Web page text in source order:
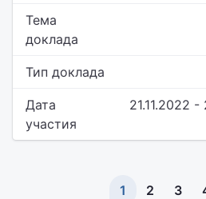
Тема
доклада
Тип доклада
Дата
участия
21.11.2022 -
1 2 3